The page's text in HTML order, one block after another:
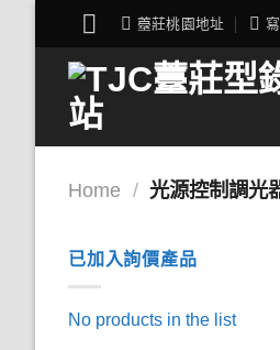
content
薹莊桃園地址
Home / 光源控制調光
已加入詢價產品
No products in the list